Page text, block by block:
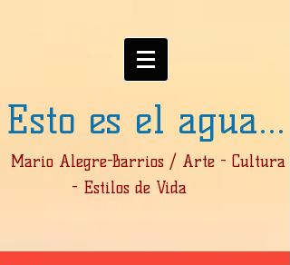
Esto es el agua...
Mario Alegre-Barrios / Arte - Cultura
- Estilos de Vida